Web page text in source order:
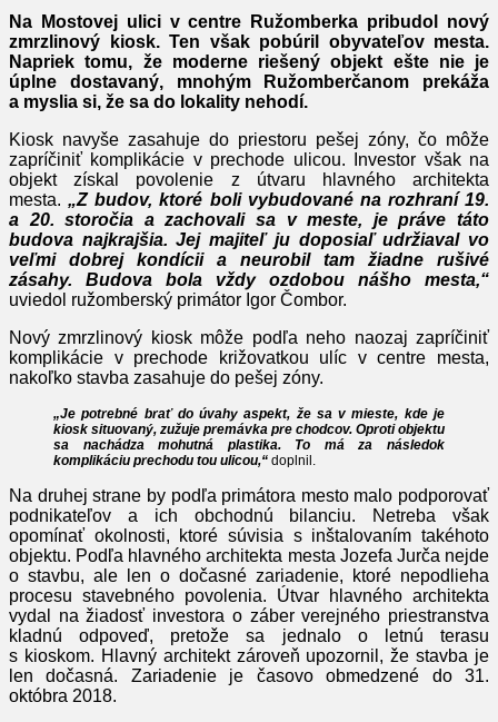
Na Mostovej ulici v centre Ružomberka pribudol nový
zmrzlinový kiosk. Ten však pobúril obyvateľov mesta.
Napriek tomu, že moderne riešený objekt ešte nie je
úplne dostavaný, mnohým Ružomberčanom prekáža
a myslia si, že sa do lokality nehodí.
Kiosk navyše zasahuje do priestoru pešej zóny, čo môže
zapríčiniť komplikácie v prechode ulicou. Investor však na
objekt získal povolenie z útvaru hlavného architekta
mesta.„Z budov, ktoré boli vybudované na rozhraní 19.
a 20. storočia a zachovali sa v meste, je práve táto
budova najkrajšia. Jej majiteľ ju doposiaľ udržiaval vo
veľmi dobrej kondícii a neurobil tam žiadne rušivé
zásahy. Budova bola vždy ozdobou nášho mesta,“
uviedol ružomberský primátor Igor Čombor.
Nový zmrzlinový kiosk môže podľa neho naozaj zapríčiniť
komplikácie v prechode križovatkou ulíc v centre mesta,
nakoľko stavba zasahuje do pešej zóny.
„Je potrebné brať do úvahy aspekt, že sa v mieste, kde je
kiosk situovaný, zužuje premávka pre chodcov. Oproti objektu
sa nachádza mohutná plastika. To má za následok
komplikáciu prechodu tou ulicou,“ doplnil.
Na druhej strane by podľa primátora mesto malo podporovať
podnikateľov a ich obchodnú bilanciu. Netreba však
opomínať okolnosti, ktoré súvisia s inštalovaním takéhoto
objektu. Podľa hlavného architekta mesta Jozefa Jurča nejde
o stavbu, ale len o dočasné zariadenie, ktoré nepodlieha
procesu stavebného povolenia. Útvar hlavného architekta
vydal na žiadosť investora o záber verejného priestranstva
kladnú odpoveď, pretože sa jednalo o letnú terasu
s kioskom. Hlavný architekt zároveň upozornil, že stavba je
len dočasná. Zariadenie je časovo obmedzené do 31.
októbra 2018.